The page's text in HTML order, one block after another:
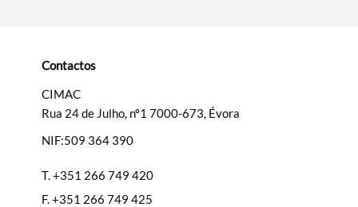
Filtros
Contactos
CIMAC
Rua 24 de Julho, nº1 7000-673, Évora
NIF:509 364 390
T.+351 266 749 420
F.+351 266 749 425